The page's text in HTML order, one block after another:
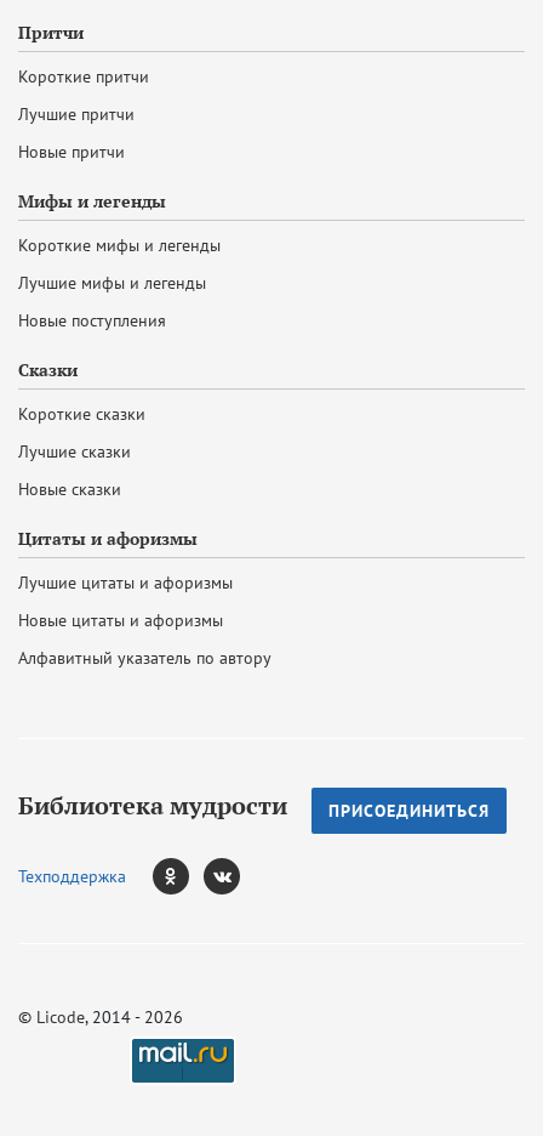
Притчи
Короткие притчи
Лучшие притчи
Новые притчи
Мифы и легенды
Короткие мифы и легенды
Лучшие мифы и легенды
Новые поступления
Сказки
Короткие сказки
Лучшие сказки
Новые сказки
Цитаты и афоризмы
Лучшие цитаты и афоризмы
Новые цитаты и афоризмы
Алфавитный указатель по автору
Библиотека мудрости ПРИСОЕДИНИТЬСЯ
Техподдержка
© Licode, 2014 - 2026